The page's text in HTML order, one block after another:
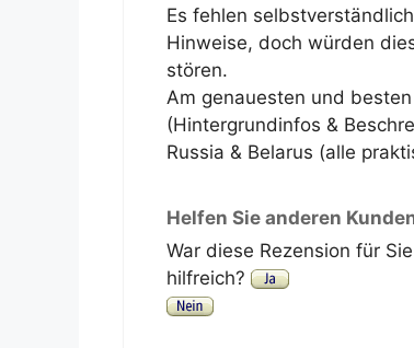
Es fehlen
Hinweise, doch würden
stören.
Am genauesten und
(Hintergrundinfos &
Russia & Belarus (alle
Helfen Sie anderen
War diese Rezension für Sie
hilfreich?